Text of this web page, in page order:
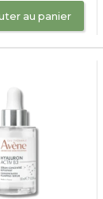
au panier